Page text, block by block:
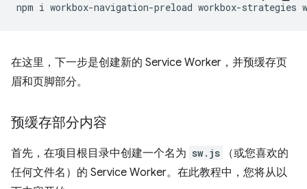
npm i workbox-navigation-preload workbox-strategies
在这里，下一步是创建新的 Service Worker，并预缓存页
眉和页脚部分。
预缓存部分内容
首先，在项目根目录中创建一个名为 sw.js
（或您喜欢的
任何文件名）的 Service Worker。在此教程中，您将从以